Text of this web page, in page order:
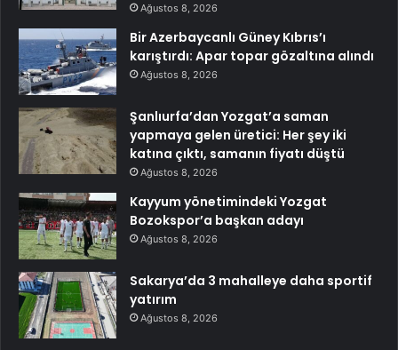
Ağustos 8, 2026
Bir Azerbaycanlı Güney Kıbrıs’ı
karıştırdı: Apar topar gözaltına alındı
Ağustos 8, 2026
Şanlıurfa’dan Yozgat’a saman
yapmaya gelen üretici: Her şey iki
katına çıktı, samanın fiyatı düştü
Ağustos 8, 2026
Kayyum yönetimindeki Yozgat
Bozokspor’a başkan adayı
Ağustos 8, 2026
Sakarya’da 3 mahalleye daha sportif
yatırım
Ağustos 8, 2026